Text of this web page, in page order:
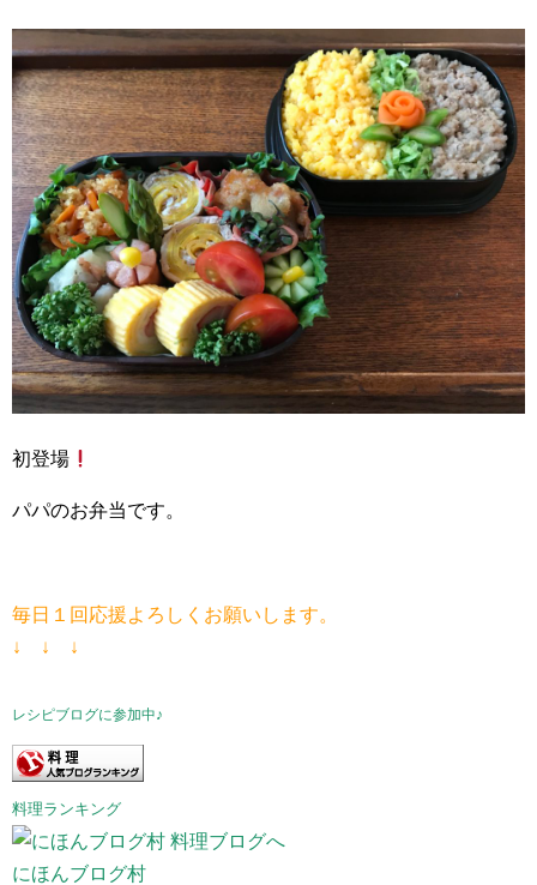
初登場
パパのお弁当です。
毎日１回応援よろしくお願いします。
↓ ↓ ↓
レシピブログに参加中♪
料理ランキング
にほんブログ村